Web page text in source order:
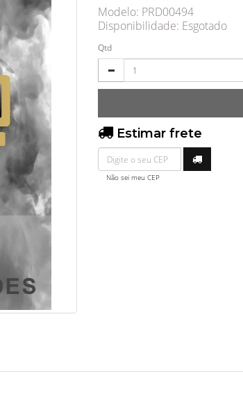
Modelo: PRD00494
Disponibilidade: Esgotado
Qtd
Estimar frete
Não sei meu CEP